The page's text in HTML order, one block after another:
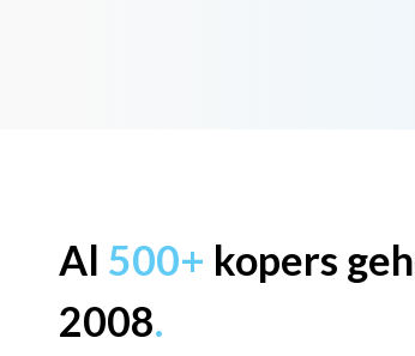
Al 500+ kopers
2008.